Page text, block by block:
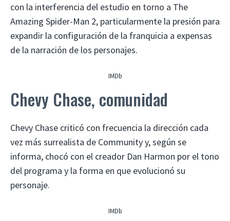
con la interferencia del estudio en torno a The
Amazing Spider-Man 2, particularmente la presión para
expandir la configuración de la franquicia a expensas
de la narración de los personajes.
IMDb
Chevy Chase, comunidad
Chevy Chase criticó con frecuencia la dirección cada
vez más surrealista de Community y, según se
informa, chocó con el creador Dan Harmon por el tono
del programa y la forma en que evolucionó su
personaje.
IMDb